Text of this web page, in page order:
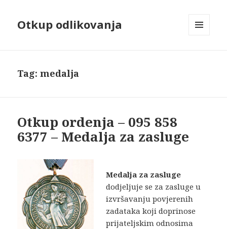
Otkup odlikovanja
Tag:medalja
Otkup ordenja – 095 858
6377 – Medalja za zasluge
Medalja za zasluge
dodjeljuje se za za­sluge u
izvršavanju povjerenih
zadataka koji doprinose
prijateljskim odnosima